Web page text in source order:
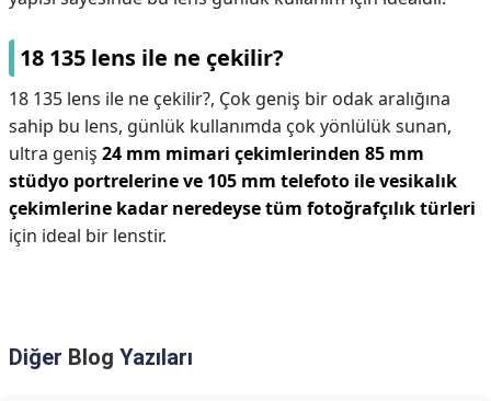
18 135 lens ile ne çekilir?
18 135 lens ile ne çekilir?, Çok geniş bir odak aralığına
sahip bu lens, günlük kullanımda çok yönlülük sunan,
ultra geniş 24 mm mimari çekimlerinden 85 mm
stüdyo portrelerine ve 105 mm telefoto ile vesikalık
çekimlerine kadar neredeyse tüm fotoğrafçılık türleri
için ideal bir lenstir.
Diğer Blog Yazıları